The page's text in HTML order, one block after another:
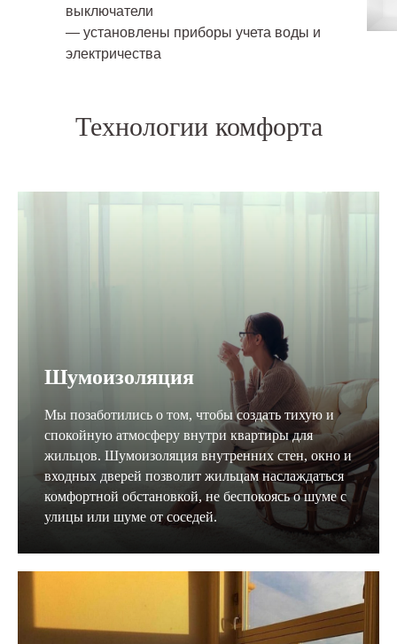
выключатели
— установлены приборы учета воды и
электричества
Технологии комфорта
Шумоизоляция
Мы позаботились о том, чтобы создать тихую и
спокойную атмосферу внутри квартиры для
жильцов. Шумоизоляция внутренних стен, окно и
входных дверей позволит жильцам наслаждаться
комфортной обстановкой, не беспокоясь о шуме с
улицы или шуме от соседей.